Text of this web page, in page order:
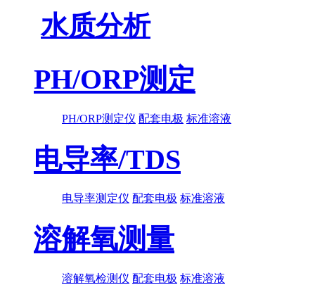
水质分析
PH/ORP测定
PH/ORP测定仪 配套电极 标准溶液
电导率/TDS
电导率测定仪 配套电极 标准溶液
溶解氧测量
溶解氧检测仪 配套电极 标准溶液